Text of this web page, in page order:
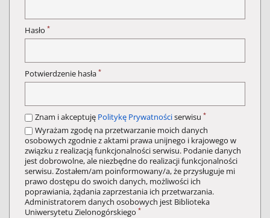
Hasło *
Potwierdzenie hasła *
Znam i akceptuję Politykę Prywatnościserwisu *
Wyrażam zgodę na przetwarzanie moich danych
osobowych zgodnie z aktami prawa unijnego i krajowego w
związku z realizacją funkcjonalności serwisu. Podanie danych
jest dobrowolne, ale niezbędne do realizacji funkcjonalności
serwisu. Zostałem/am poinformowany/a, że przysługuje mi
prawo dostępu do swoich danych, możliwości ich
poprawiania, żądania zaprzestania ich przetwarzania.
Administratorem danych osobowych jest Biblioteka
Uniwersytetu Zielonogórskiego *